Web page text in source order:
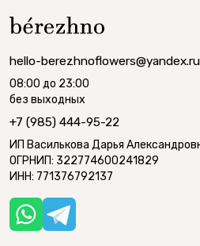
hello-berezhnoflowers@yandex.ru
08:00 до 23:00
без выходных
+7 (985) 444-95-22
ИП Василькова Дарья
ОГРНИП: 322774600241829
ИНН: 771376792137